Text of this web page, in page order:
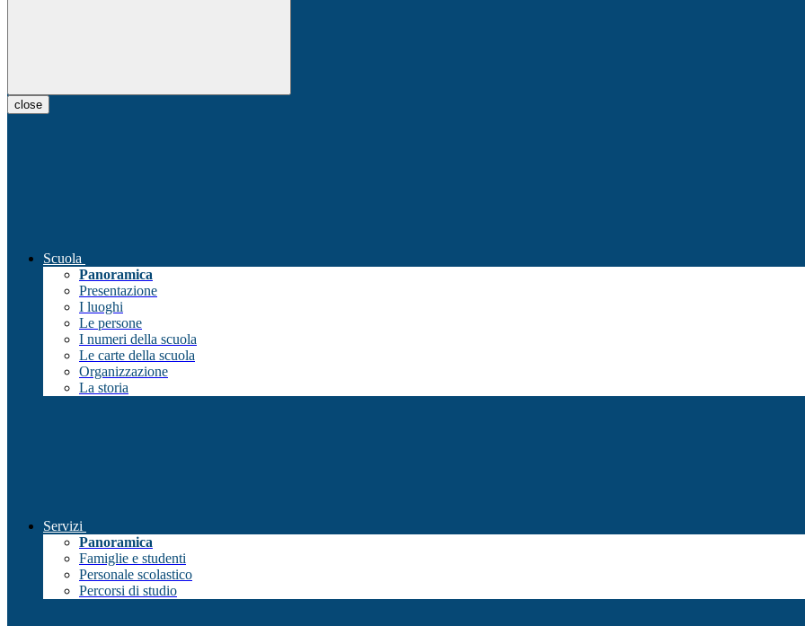
close
Scuola
Panoramica
Presentazione
I luoghi
Le persone
I numeri della scuola
Le carte della scuola
Organizzazione
La storia
Servizi
Panoramica
Famiglie e studenti
Personale scolastico
Percorsi di studio